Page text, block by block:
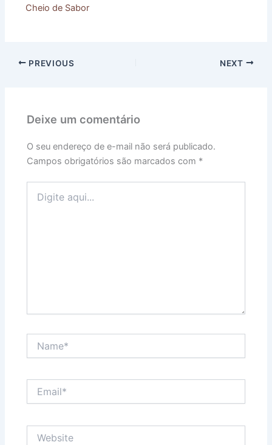
Cheio de Sabor
PREVIOUS NEXT
Deixe um comentário
O seu endereço de e-mail não será publicado.
Campos obrigatórios são marcados com *
aqui...